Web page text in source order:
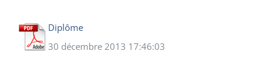
Diplôme
30 décembre 2013 17:46:03